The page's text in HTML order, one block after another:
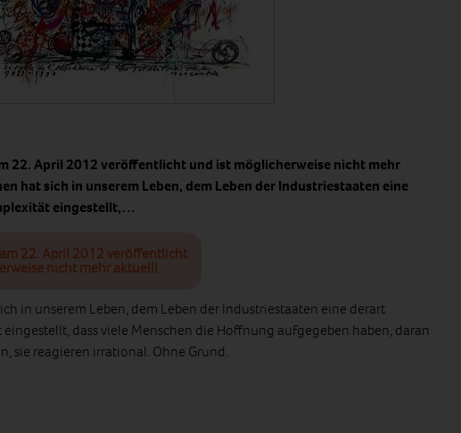
22. April 2012 veröffentlicht und ist möglicherweise nicht mehr
hat sich in unserem Leben, dem Leben der Industriestaaten eine
eingestellt,…
22. April 2012 veröffentlicht
nicht mehr aktuell!
in unserem Leben, dem Leben der Industriestaaten eine derart
dass viele Menschen die Hoffnung aufgegeben haben, daran
sie reagieren irrational. Ohne Grund.